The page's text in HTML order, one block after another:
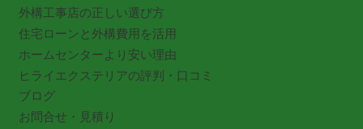
外構工事店の正しい選び方
住宅ローンと外構費用を活用
ホームセンターより安い理由
ヒライエクステリアの評判・口コミ
ブログ
お問合せ・見積り